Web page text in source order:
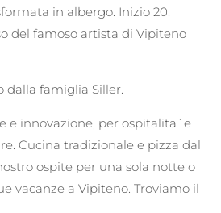
in albergo. Inizio 20.
del famoso artista di Vipiteno
dalla famiglia Siller.
e innovazione, per ospitalita´e
Cucina tradizionale e pizza dal
ospite per una sola notte o
vacanze a Vipiteno. Troviamo il